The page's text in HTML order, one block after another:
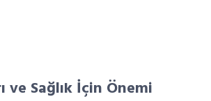
ve Sağlık İçin Önemi